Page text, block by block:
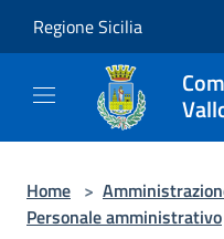
Regione Sicilia
Home >
Personale amministrativo